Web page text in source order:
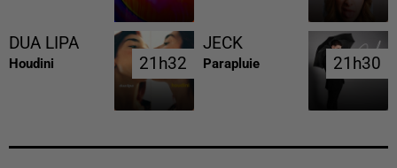
DUA LIPA
Houdini 21h32
21h32
JECK
Parapluie 21h30
21h30